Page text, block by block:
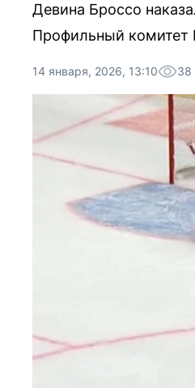
Девина Броссо
Профильный комитет
14 января, 2026, 13:10 38